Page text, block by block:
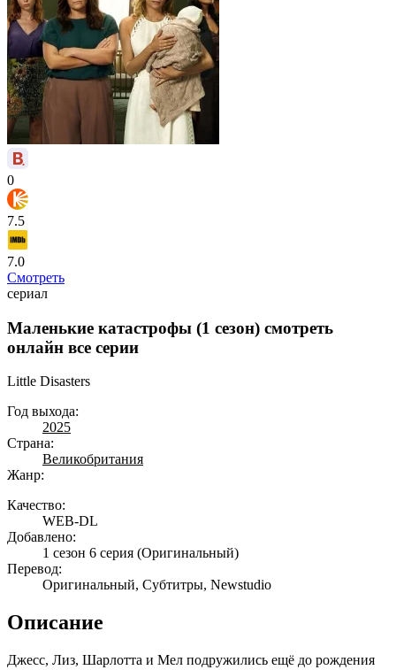
0
7.5
7.0
Смотреть
сериал
Маленькие катастрофы (1 сезон) смотреть
онлайн все серии
Little Disasters
Год выхода:
2025
Страна:
Великобритания
Жанр:
Качество:
WEB-DL
Добавлено:
1 сезон 6 серия (Оригинальный)
Перевод:
Оригинальный, Субтитры, Newstudio
Описание
Джесс, Лиз, Шарлотта и Мел подружились ещё до рождения